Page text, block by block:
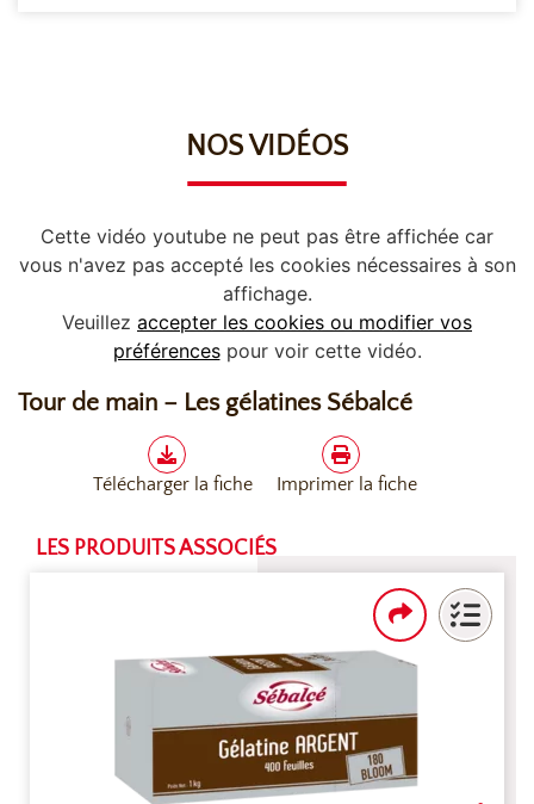
NOS VIDÉOS
Cette vidéo youtube ne peut pas être affichée car
vous n'avez pas accepté les cookies nécessaires à son
affichage.
Veuillez accepter les cookies ou modifier vos
préférencespour voir cette vidéo.
Tour de main – Les gélatines Sébalcé
Télécharger la fiche Imprimer la fiche
LES PRODUITS ASSOCIÉS